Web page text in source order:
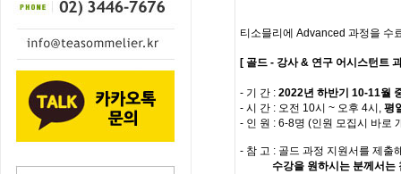
티소믈리에 Advanced 과정을 수
[ 골드 - 강사 & 연구 어시스턴트
- 기 간 : 2022년 하반기 10-11월
- 시 간 : 오전 10시 ~ 오후 4시, 평
- 인 원 : 6-8명 (인원 모집시 바로
- 참 고 : 골드 과정 지원서를 제출
수강을 원하시는 분께서